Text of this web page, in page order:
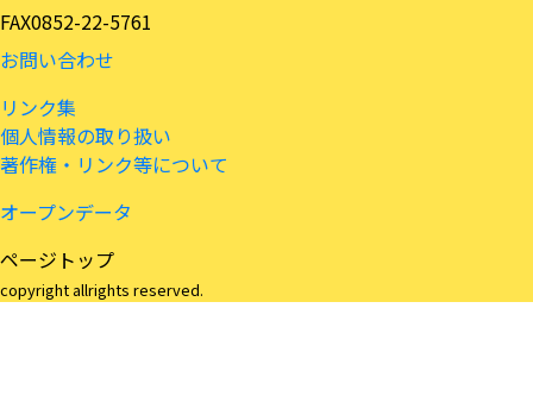
FAX0852-22-5761
お問い合わせ
リンク集
個人情報の取り扱い
著作権・リンク等について
オープンデータ
ページトップ
copyright allrights reserved.